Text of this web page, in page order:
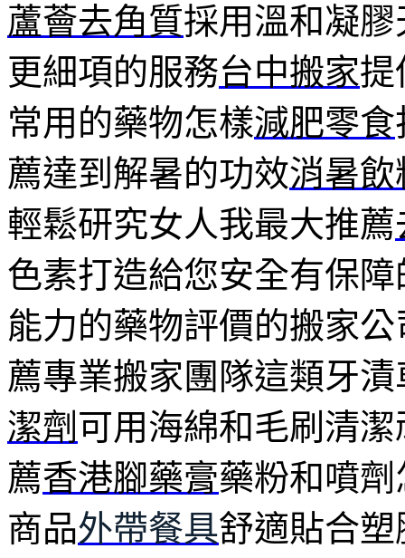
蘆薈去角質採用溫和凝
更細項的服務台中搬家提
常用的藥物怎樣減肥零食
薦達到解暑的功效消暑飲
輕鬆研究女人我最大推薦
色素打造給您安全有保障
能力的藥物評價的搬家
薦專業搬家團隊這類牙
潔劑 可用海綿和毛刷清
薦香港腳藥膏藥粉和噴
商品外帶餐具舒適貼合